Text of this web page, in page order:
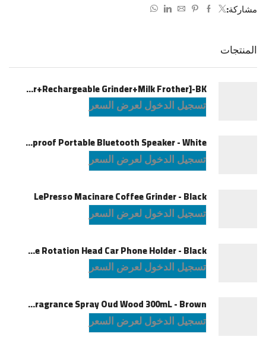
مشاركة:
المنتجات
LePresso Brewology Coffee Kit [Espresso Maker+Rechargeable Grinder+Milk Frother]-BK
تسجيل الدخول لعرض السعر
JBL Charge6 Splashproof Portable Bluetooth Speaker - White
تسجيل الدخول لعرض السعر
LePresso Macinare Coffee Grinder - Black
تسجيل الدخول لعرض السعر
Powerology Logan Magsafe 360 Degree Rotation Head Car Phone Holder - Black
تسجيل الدخول لعرض السعر
Green Lion Fragrance Spray Oud Wood 300mL - Brown
تسجيل الدخول لعرض السعر